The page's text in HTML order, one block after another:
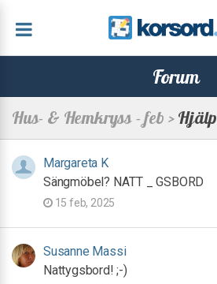
Forum
Hus- & Hemkryss - feb >Hjälp
Margareta K
Sängmöbel? NATT _ GSBORD
15 feb, 2025
Susanne Massi
Nattygsbord! ;-)